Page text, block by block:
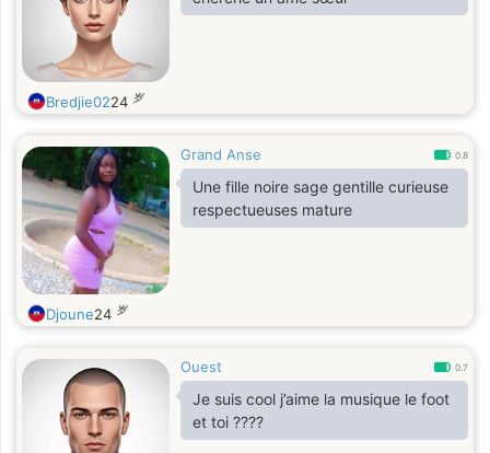
Bredjie0224 岁
Grand Anse 0.8
Une fille noire sage gentille curieuse
respectueuses mature
Djoune24 岁
Ouest 0.7
Je suis cool j’aime la musique le foot
et toi ????